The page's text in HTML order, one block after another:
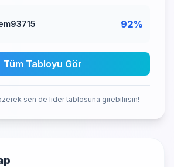
92%
Tüm Tabloyu Gör
sen de lider tablosuna girebilirsin!